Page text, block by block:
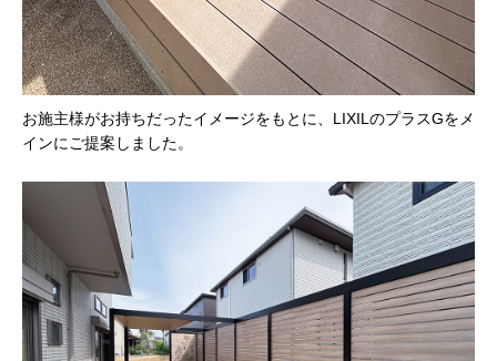
お施主様がお持ちだったイメージをもとに、LIXILのプラスGをメ
インにご提案しました。